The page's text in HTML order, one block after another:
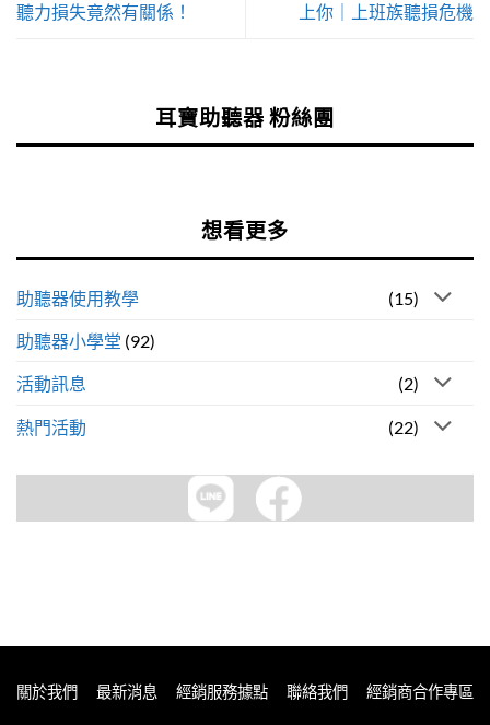
耳寶助聽器 粉絲團
想看更多
助聽器使用教學 (15)
助聽器小學堂 (92)
活動訊息 (2)
熱門活動 (22)
聽力損失竟然有關係！
上你｜上班族聽損危機
關於我們 最新消息 經銷服務據點 聯絡我們 經銷商合作專區